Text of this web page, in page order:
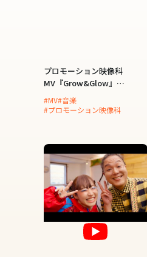
プロモーション映像科
MV『Grow&Glow』
Artist：松本英子
#MV#音楽
#プロモーション映像科